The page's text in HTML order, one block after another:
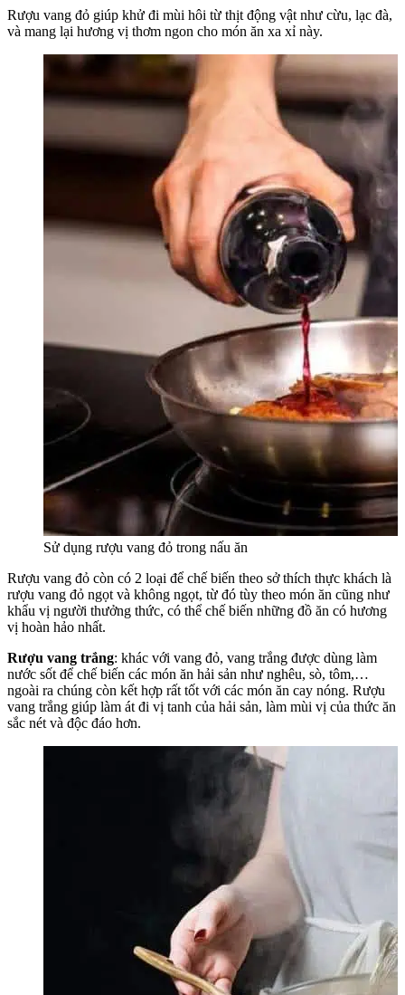
Rượu vang đỏ giúp khử đi mùi hôi từ thịt động vật như cừu, lạc đà,
và mang lại hương vị thơm ngon cho món ăn xa xỉ này.
Sử dụng rượu vang đỏ trong nấu ăn
Rượu vang đỏ còn có 2 loại để chế biến theo sở thích thực khách là
rượu vang đỏ ngọt và không ngọt, từ đó tùy theo món ăn cũng như
khẩu vị người thưởng thức, có thể chế biến những đồ ăn có hương
vị hoàn hảo nhất.
Rượu vang trắng: khác với vang đỏ, vang trắng được dùng làm
nước sốt để chế biến các món ăn hải sản như nghêu, sò, tôm,…
ngoài ra chúng còn kết hợp rất tốt với các món ăn cay nóng. Rượu
vang trắng giúp làm át đi vị tanh của hải sản, làm mùi vị của thức ăn
sắc nét và độc đáo hơn.